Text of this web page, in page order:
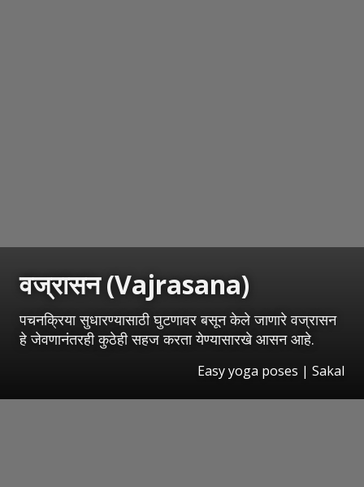
वज्रासन (Vajrasana)
पचनक्रिया सुधारण्यासाठी घुटणावर बसून केले जाणारे वज्रासन
हे जेवणानंतरही कुठेही सहज करता येण्यासारखे आसन आहे.
Easy yoga poses | Sakal